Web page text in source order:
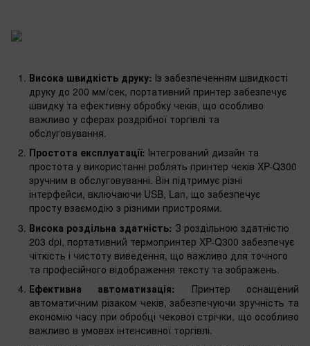
Висока швидкість друку: Із забезпеченням швидкості
друку до 200 мм/сек, портативний принтер забезпечує
швидку та ефективну обробку чеків, що особливо
важливо у сферах роздрібної торгівлі та
обслуговування.
Простота експлуатації: Інтегрований дизайн та
простота у використанні роблять принтер чеків XP-Q300
зручним в обслуговуванні. Він підтримує різні
інтерфейси, включаючи USB, Lan, що забезпечує
просту взаємодію з різними пристроями.
Висока роздільна здатність: З роздільною здатністю
203 dpi, портативний термопринтер XP-Q300 забезпечує
чіткість і чистоту виведення, що важливо для точного
та професійного відображення тексту та зображень.
Ефективна автоматизація: Принтер оснащений
автоматичним різаком чеків, забезпечуючи зручність та
економію часу при обробці чекової стрічки, що особливо
важливо в умовах інтенсивної торгівлі.